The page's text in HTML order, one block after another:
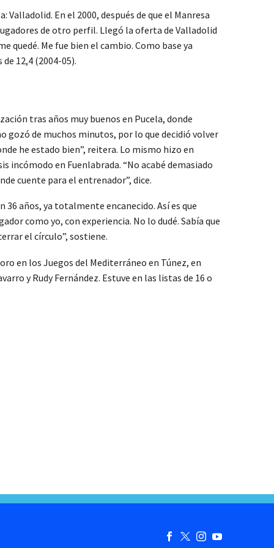
En el 2000, después de que el Manresa
de otro perfil. Llegó la oferta de Valladolid
quedé. Me fue bien el cambio. Como base ya
12,4 (2004-05).
tras años muy buenos en Pucela, donde
gozó de muchos minutos, por lo que decidió volver
he estado bien”, reitera. Lo mismo hizo en
incómodo en Fuenlabrada. “No acabé demasiado
cuente para el entrenador”, dice.
36 años, ya totalmente encanecido. Así es que
como yo, con experiencia. No lo dudé. Sabía que
el círculo”, sostiene.
en los Juegos del Mediterráneo en Túnez, en
y Rudy Fernández. Estuve en las listas de 16 o